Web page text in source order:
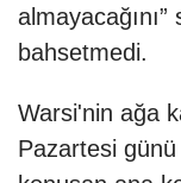
bahsetmedi.
Warsi'nin ağa
Pazartesi günü